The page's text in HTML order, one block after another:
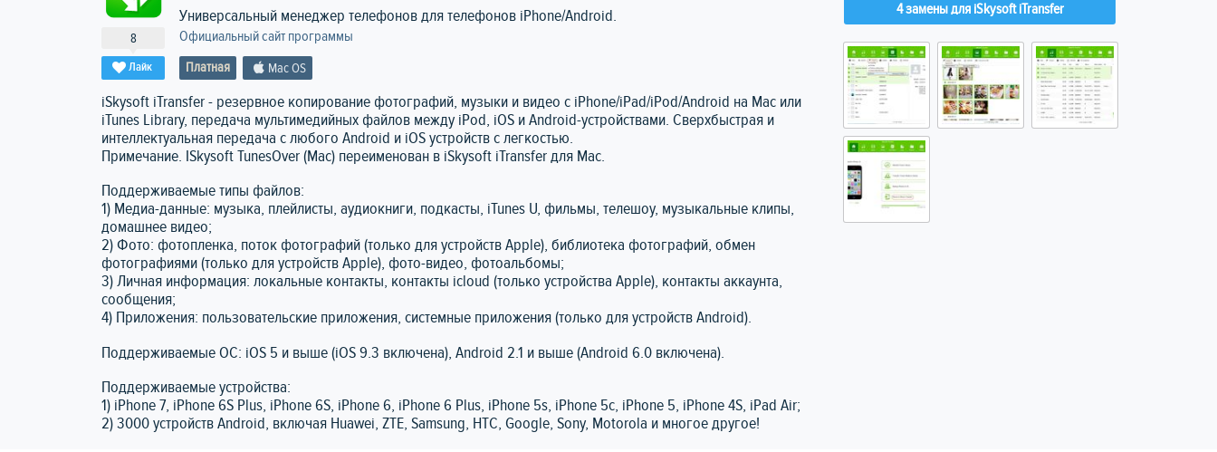
8
Лайк
Универсальный менеджер телефонов для телефонов iPhone/Android.
Официальный сайт программы
Платная Mac OS
4 замены для iSkysoft iTransfer
iSkysoft iTransfer - резервное копирование фотографий, музыки и видео с iPhone/iPad/iPod/Android на Mac или
iTunes Library, передача мультимедийных файлов между iPod, iOS и Android-устройствами. Сверхбыстрая и
интеллектуальная передача с любого Android и iOS устройств с легкостью.
Примечание. ISkysoft TunesOver (Mac) переименован в iSkysoft iTransfer для Mac.
Поддерживаемые типы файлов:
1) Медиа-данные: музыка, плейлисты, аудиокниги, подкасты, iTunes U, фильмы, телешоу, музыкальные клипы,
домашнее видео;
2) Фото: фотопленка, поток фотографий (только для устройств Apple), библиотека фотографий, обмен
фотографиями (только для устройств Apple), фото-видео, фотоальбомы;
3) Личная информация: локальные контакты, контакты icloud (только устройства Apple), контакты аккаунта,
сообщения;
4) Приложения: пользовательские приложения, системные приложения (только для устройств Android).
Поддерживаемые ОС: iOS 5 и выше (iOS 9.3 включена), Android 2.1 и выше (Android 6.0 включена).
Поддерживаемые устройства:
1) iPhone 7, iPhone 6S Plus, iPhone 6S, iPhone 6, iPhone 6 Plus, iPhone 5s, iPhone 5c, iPhone 5, iPhone 4S, iPad Air;
2) 3000 устройств Android, включая Huawei, ZTE, Samsung, HTC, Google, Sony, Motorola и многое другое!